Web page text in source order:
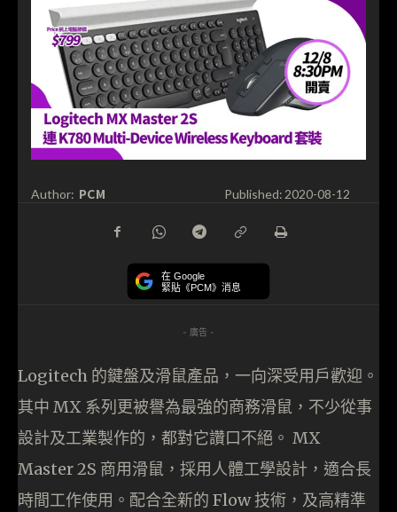
Author: PCM Published: 2020-08-12
在 Google
緊貼《PCM》消息
- 廣告 -
Logitech 的鍵盤及滑鼠產品，一向深受用戶歡迎。
其中 MX 系列更被譽為最強的商務滑鼠，不少從事
設計及工業製作的，都對它讚口不絕。 MX
Master 2S 商用滑鼠，採用人體工學設計，適合長
時間工作使用。配合全新的 Flow 技術，及高精準